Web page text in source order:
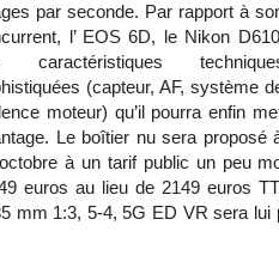
par seconde. Par rapport à
l’ EOS 6D, le Nikon
caractéristiques
(capteur, AF, système
moteur) qu’il pourra enfin
Le boîtier nu sera proposé
à un tarif public un peu
euros au lieu de 2149 euros
mm 1:3, 5-4, 5G ED VR sera lui